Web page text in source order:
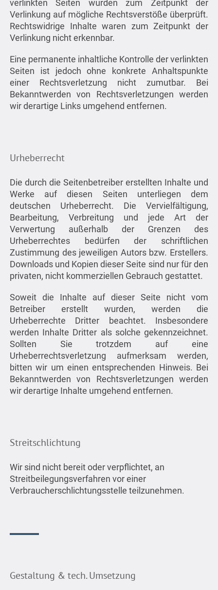
verlinkten Seiten wurden zum Zeitpunkt der
Verlinkung auf mögliche Rechtsverstöße überprüft.
Rechtswidrige Inhalte waren zum Zeitpunkt der
Verlinkung nicht erkennbar.
Eine permanente inhaltliche Kontrolle der verlinkten
Seiten ist jedoch ohne konkrete Anhaltspunkte
einer Rechtsverletzung nicht zumutbar. Bei
Bekanntwerden von Rechtsverletzungen werden
wir derartige Links umgehend entfernen.
Urheberrecht
Die durch die Seitenbetreiber erstellten Inhalte und
Werke auf diesen Seiten unterliegen dem
deutschen Urheberrecht. Die Vervielfältigung,
Bearbeitung, Verbreitung und jede Art der
Verwertung außerhalb der Grenzen des
Urheberrechtes bedürfen der schriftlichen
Zustimmung des jeweiligen Autors bzw. Erstellers.
Downloads und Kopien dieser Seite sind nur für den
privaten, nicht kommerziellen Gebrauch gestattet.
Soweit die Inhalte auf dieser Seite nicht vom
Betreiber erstellt wurden, werden die
Urheberrechte Dritter beachtet. Insbesondere
werden Inhalte Dritter als solche gekennzeichnet.
Sollten Sie trotzdem auf eine
Urheberrechtsverletzung aufmerksam werden,
bitten wir um einen entsprechenden Hinweis. Bei
Bekanntwerden von Rechtsverletzungen werden
wir derartige Inhalte umgehend entfernen.
Streitschlichtung
Wir sind nicht bereit oder verpflichtet, an
Streitbeilegungsverfahren vor einer
Verbraucherschlichtungsstelle teilzunehmen.
Gestaltung & tech. Umsetzung